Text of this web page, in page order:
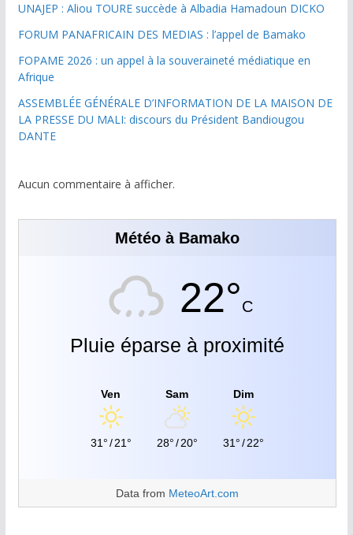
UNAJEP : Aliou TOURE succède à Albadia Hamadoun DICKO
FORUM PANAFRICAIN DES MEDIAS : l’appel de Bamako
FOPAME 2026 : un appel à la souveraineté médiatique en
Afrique
ASSEMBLÉE GÉNÉRALE D’INFORMATION DE LA MAISON DE
LA PRESSE DU MALI: discours du Président Bandiougou
DANTE
Aucun commentaire à afficher.
Météo à Bamako
22°C
Pluie éparse à proximité
Ven
31°/21°
Sam
28°/20°
Dim
31°/22°
Data from MeteoArt.com